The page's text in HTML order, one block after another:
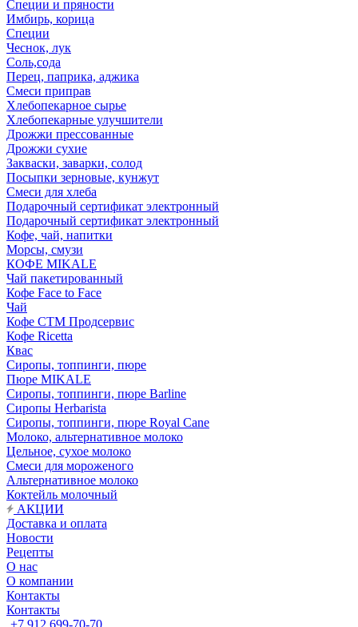
Специи и пряности
Имбирь, корица
Специи
Чеснок, лук
Соль,сода
Перец, паприка, аджика
Смеси приправ
Хлебопекарное сырье
Хлебопекарные улучшители
Дрожжи прессованные
Дрожжи сухие
Закваски, заварки, солод
Посыпки зерновые, кунжут
Смеси для хлеба
Подарочный сертификат электронный
Подарочный сертификат электронный
Кофе, чай, напитки
Морсы, смузи
КОФЕ MIKALE
Чай пакетированный
Кофе Face to Face
Чай
Кофе СТМ Продсервис
Кофе Ricetta
Квас
Сиропы, топпинги, пюре
Пюре MIKALE
Сиропы, топпинги, пюре Barline
Сиропы Herbarista
Сиропы, топпинги, пюре Royal Cane
Молоко, альтернативное молоко
Цельное, сухое молоко
Смеси для мороженого
Альтернативное молоко
Коктейль молочный
АКЦИИ
Доставка и оплата
Новости
Рецепты
О нас
О компании
Контакты
Контакты
+7 912 699-70-70